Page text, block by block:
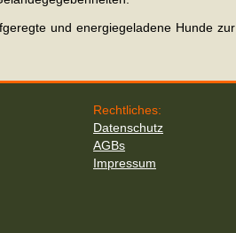
und energiegeladene Hunde zur
Rechtliches:
Datenschutz
AGBs
Impressum